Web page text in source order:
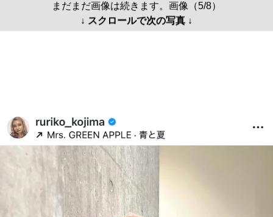
まだまだ画像は続きます。画像（5/8）
↓ スクロールで次の写真 ↓